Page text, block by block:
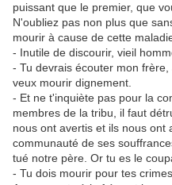
puissant que le premier, que
N'oubliez pas non plus que
mourir à cause de cette
- Inutile de discourir, vieil
- Tu devrais écouter mon
veux mourir dignement.
- Et ne t'inquiète pas pour la
membres de la tribu, il faut
nous ont avertis et ils nous ont
communauté de ses
tué notre père. Or tu es le
- Tu dois mourir pour tes